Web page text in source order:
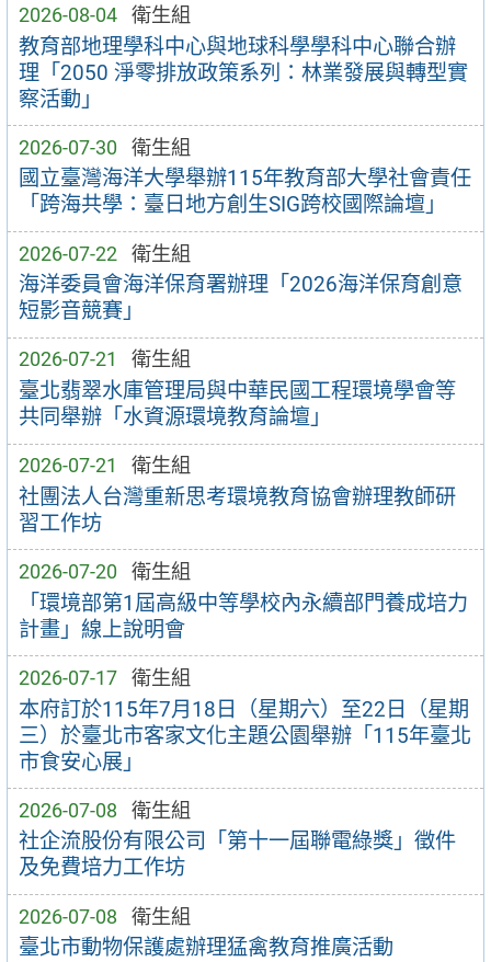
2026-08-04 衛生組
教育部地理學科中心與地球科學學科中心聯合辦
理「2050 淨零排放政策系列：林業發展與轉型實
察活動」
2026-07-30 衛生組
國立臺灣海洋大學舉辦115年教育部大學社會責任
「跨海共學：臺日地方創生SIG跨校國際論壇」
2026-07-22 衛生組
海洋委員會海洋保育署辦理「2026海洋保育創意
短影音競賽」
2026-07-21 衛生組
臺北翡翠水庫管理局與中華民國工程環境學會等
共同舉辦「水資源環境教育論壇」
2026-07-21 衛生組
社團法人台灣重新思考環境教育協會辦理教師研
習工作坊
2026-07-20 衛生組
「環境部第1屆高級中等學校內永續部門養成培力
計畫」線上說明會
2026-07-17 衛生組
本府訂於115年7月18日（星期六）至22日（星期
三）於臺北市客家文化主題公園舉辦「115年臺北
市食安心展」
2026-07-08 衛生組
社企流股份有限公司「第十一屆聯電綠獎」徵件
及免費培力工作坊
2026-07-08 衛生組
臺北市動物保護處辦理猛禽教育推廣活動